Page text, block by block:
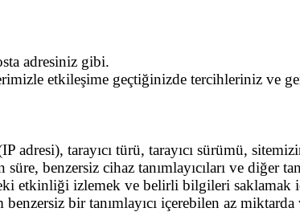
adresiniz gibi.
etkileşime geçtiğinizde tercihleriniz ve
adresi), tarayıcı türü, tarayıcı sürümü,
benzersiz cihaz tanımlayıcıları ve diğer
etkinliği izlemek ve belirli bilgileri saklamak
bir tanımlayıcı içerebilen az miktarda